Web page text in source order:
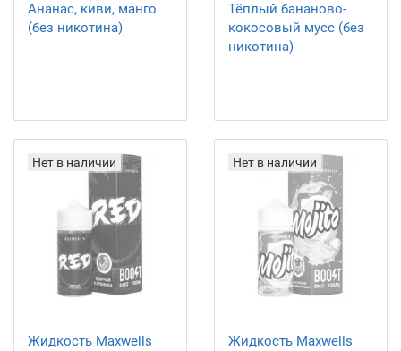
Ананас, киви, манго
(без никотина)
Тёплый бананово-
кокосовый мусс (без
никотина)
Нет в наличии
Жидкость Maxwells
Нет в наличии
Жидкость Maxwells